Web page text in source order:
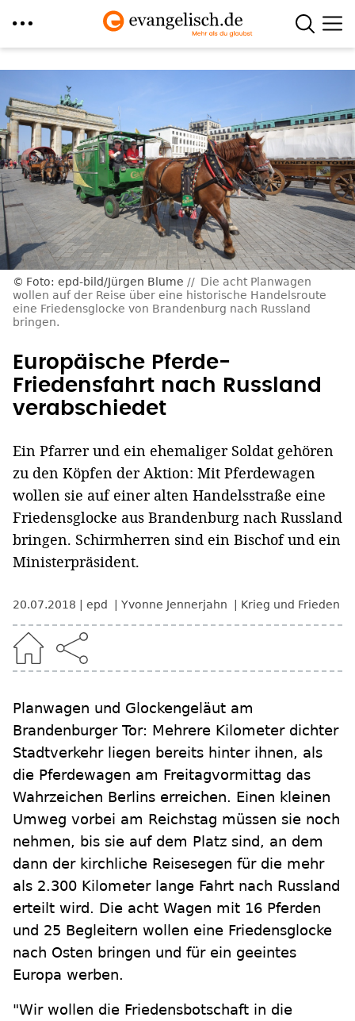
Inhalt
Foto: epd-bild/Jürgen Blume
Die acht Planwagen
wollen auf der Reise über eine historische Handelsroute
eine Friedensglocke von Brandenburg nach Russland
bringen.
Europäische Pferde-
Friedensfahrt nach Russland
verabschiedet
Ein Pfarrer und ein ehemaliger Soldat gehören
zu den Köpfen der Aktion: Mit Pferdewagen
wollen sie auf einer alten Handelsstraße eine
Friedensglocke aus Brandenburg nach Russland
bringen. Schirmherren sind ein Bischof und ein
Ministerpräsident.
20.07.2018 epd Yvonne Jennerjahn Krieg und Frieden
Planwagen und Glockengeläut am
Brandenburger Tor: Mehrere Kilometer dichter
Stadtverkehr liegen bereits hinter ihnen, als
die Pferdewagen am Freitagvormittag das
Wahrzeichen Berlins erreichen. Einen kleinen
Umweg vorbei am Reichstag müssen sie noch
nehmen, bis sie auf dem Platz sind, an dem
dann der kirchliche Reisesegen für die mehr
als 2.300 Kilometer lange Fahrt nach Russland
erteilt wird. Die acht Wagen mit 16 Pferden
und 25 Begleitern wollen eine Friedensglocke
nach Osten bringen und für ein geeintes
Europa werben.
"Wir wollen die Friedensbotschaft in die